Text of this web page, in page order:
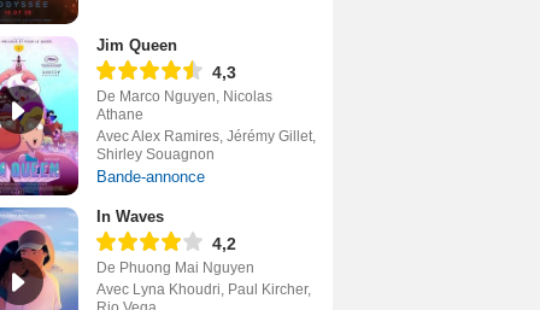
Jim Queen
4,3
De Marco Nguyen, Nicolas
Athane
Avec Alex Ramires, Jérémy Gillet,
Shirley Souagnon
Bande-annonce
In Waves
4,2
De Phuong Mai Nguyen
Avec Lyna Khoudri, Paul Kircher,